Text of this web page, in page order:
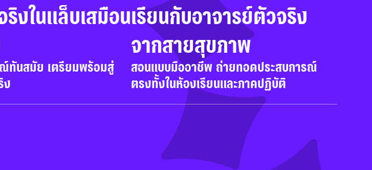
งในแล็บเสมือน
ทันสมัย เตรียมพร้อมสู่
ง
เรียนกับอาจารย์ตัวจริง
จากสายสุขภาพ
สอนแบบมืออาชีพ ถ่ายทอดประสบการณ์
ตรงทั้งในห้องเรียนและภาคปฏิบัติ